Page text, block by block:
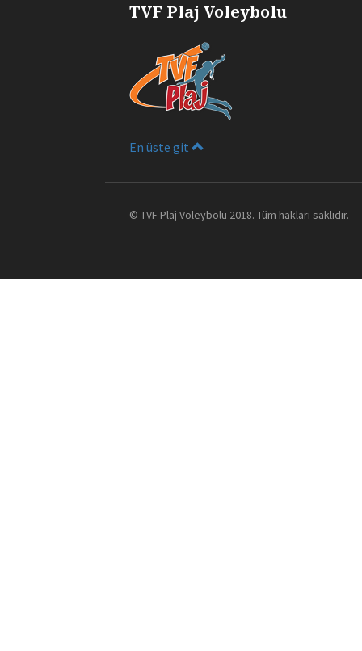
TVF Plaj Voleybolu
En üste git
© TVF Plaj Voleybolu 2018. Tüm hakları saklıdır.